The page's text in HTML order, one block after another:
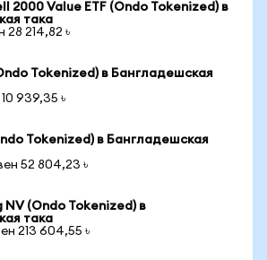
2000 Value ETF (Ondo Tokenized) в
така
28 214,82 ৳
Tokenized) в Бангладешская
939,35 ৳
Tokenized) в Бангладешская
52 804,23 ৳
NV (Ondo Tokenized) в
така
213 604,55 ৳